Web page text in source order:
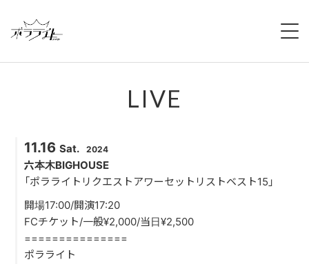
NEWS
LIVE
11.16 Sat. 2024
六本木BIGHOUSE
「ポラライトリクエストアワーセットリストベスト15」
開場17:00/開演17:20
FCチケット/一般¥2,000/当日¥2,500
===============
ポラライト